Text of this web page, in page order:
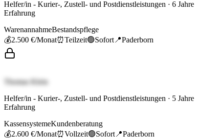
Helfer/in - Kurier-, Zustell- und Postdienstleistungen · 6 Jahre
Erfahrung
WarenannahmeBestandspflege
💰2.500 €/Monat⏰Teilzeit🟢Sofort 📍Paderborn
Thomas Klein
Helfer/in - Kurier-, Zustell- und Postdienstleistungen · 5 Jahre
Erfahrung
KassensystemeKundenberatung
💰2.600 €/Monat⏰Vollzeit🟢Sofort 📍Paderborn